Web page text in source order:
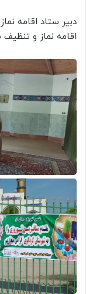
دبیر ستاد اقامه
اقامه نماز و